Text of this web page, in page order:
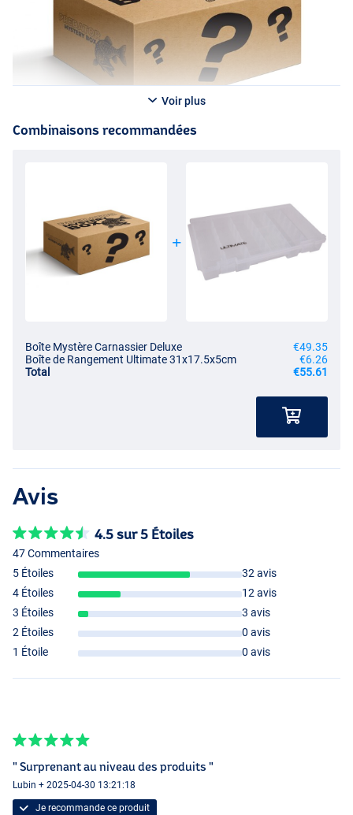
Voir plus
Combinaisons recommandées
Boîte Mystère Carnassier Deluxe
€49.35
Boîte de Rangement Ultimate 31x17.5x5cm
€6.26
Total
€55.61
Avis
4.5 sur 5 Étoiles
47 Commentaires
5 Étoiles
32 avis
4 Étoiles
12 avis
3 Étoiles
3 avis
2 Étoiles
0 avis
1 Étoile
0 avis
" Surprenant au niveau des produits "
Lubin + 2025-04-30 13:21:18
Je recommande ce produit